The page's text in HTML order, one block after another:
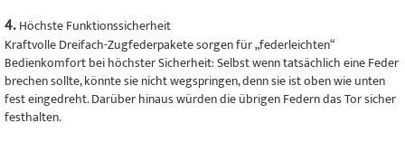
4. Höchste Funktionssicherheit
Kraftvolle Dreifach-Zugfederpakete sorgen für „federleichten“
Bedienkomfort bei höchster Sicherheit: Selbst wenn tatsächlich eine Feder
brechen sollte, könnte sie nicht wegspringen, denn sie ist oben wie unten
fest eingedreht. Darüber hinaus würden die übrigen Federn das Tor sicher
festhalten.